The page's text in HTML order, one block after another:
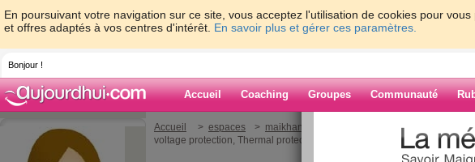
En poursuivant votre navigation sur ce site, vous acceptez l'utilisation de cookies pour
et offres adaptés à vos centres d'intérêt. En savoir plus et gérer ces paramètres.
Bonjour !
Accueil Coaching Groupes Communauté
Accueil > espaces > maikhanh100
> Circuit Protection Devices,
voltage protection, Thermal protection